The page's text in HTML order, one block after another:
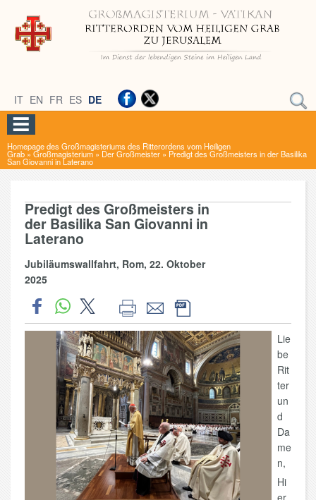
IT EN FR ES DE
Homepage des Großmagisteriums des Ritterordens vom Heiligen
Grab » Großmagisterium» Der Großmeister » Predigt des Großmeisters in der Basilika
San Giovanni in Laterano
Predigt des Großmeisters in
der Basilika San Giovanni in
Laterano
Jubiläumswallfahrt, Rom, 22. Oktober
2025
Lie
be
Rit
ter
un
d
Da
me
n,
Hi